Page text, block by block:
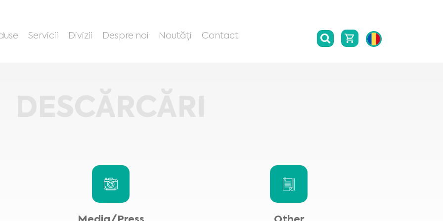
Servicii Divizii Despre noi Noutăți Contact